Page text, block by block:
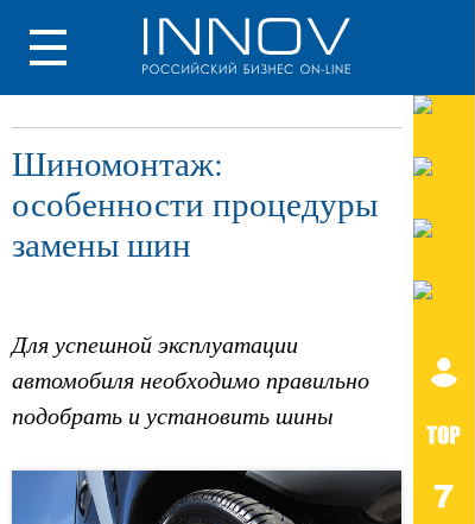
Шиномонтаж:
особенности процедуры
замены шин
Для успешной эксплуатации
автомобиля необходимо правильно
подобрать и установить шины